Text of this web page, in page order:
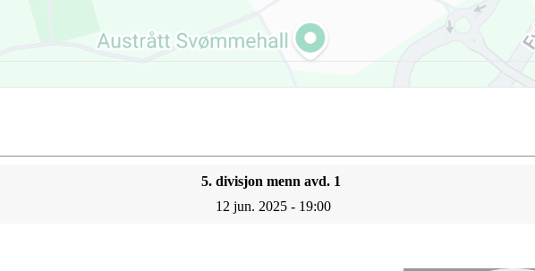
5. divisjon menn avd. 1
12 jun. 2025 - 19:00